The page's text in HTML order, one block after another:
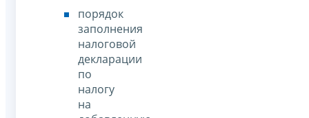
порядок
заполнения
налоговой
декларации
по
налогу
на